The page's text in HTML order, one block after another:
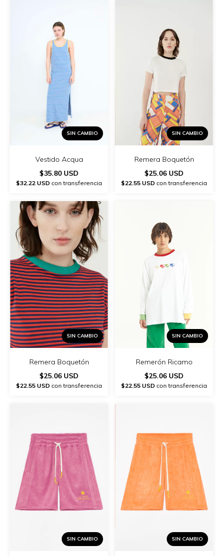
SIN CAMBIO
Vestido Acqua
$35.80 USD
$32.22 USD con transferencia
SIN CAMBIO
Remera Boquetón
$25.06 USD
$22.55 USD con transferencia
SIN CAMBIO
Remera Boquetón
$25.06 USD
$22.55 USD con transferencia
SIN CAMBIO
Remerón Ricamo
$25.06 USD
$22.55 USD con transferencia
SIN CAMBIO SIN CAMBIO